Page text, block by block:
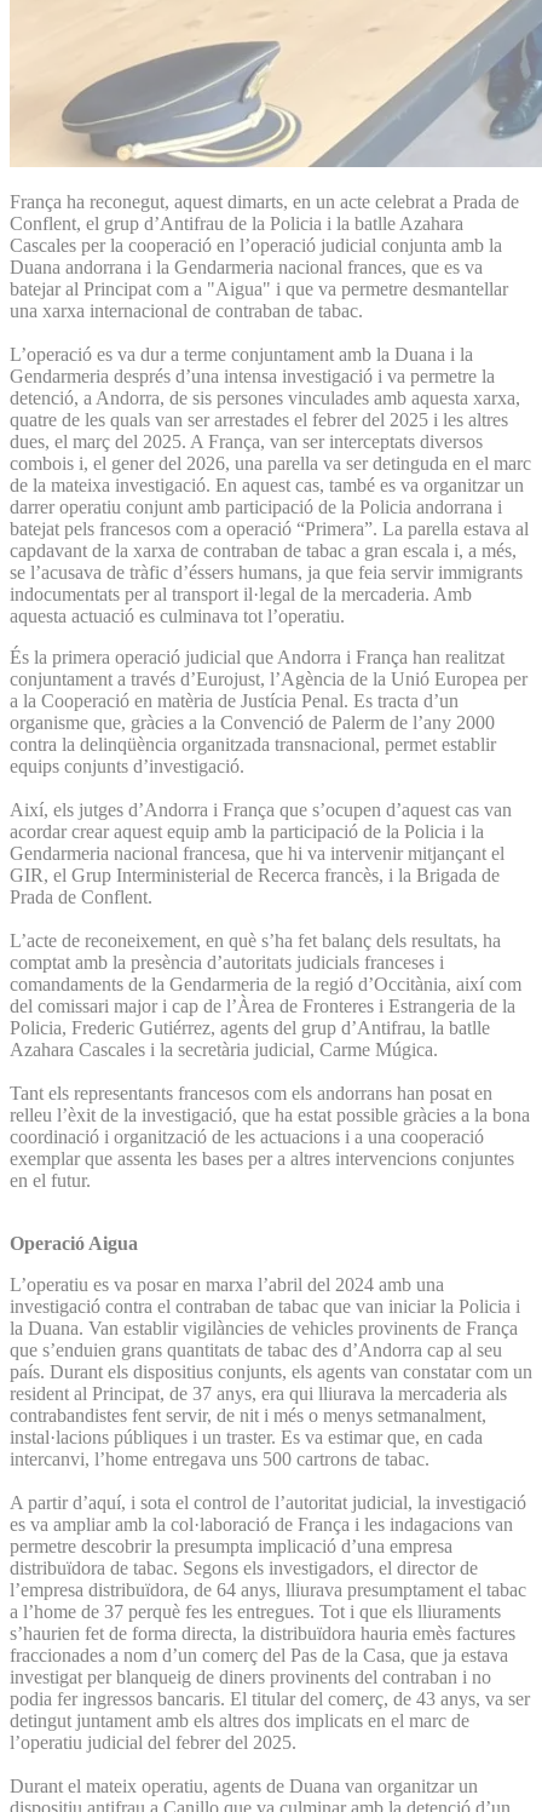
França ha reconegut, aquest dimarts, en un acte celebrat a Prada de
Conflent, el grup d’Antifrau de la Policia i la batlle Azahara
Cascales per la cooperació en l’operació judicial conjunta amb la
Duana andorrana i la Gendarmeria nacional frances, que es va
batejar al Principat com a "Aigua" i que va permetre desmantellar
una xarxa internacional de contraban de tabac.
L’operació es va dur a terme conjuntament amb la Duana i la
Gendarmeria després d’una intensa investigació i va permetre la
detenció, a Andorra, de sis persones vinculades amb aquesta xarxa,
quatre de les quals van ser arrestades el febrer del 2025 i les altres
dues, el març del 2025. A França, van ser interceptats diversos
combois i, el gener del 2026, una parella va ser detinguda en el marc
de la mateixa investigació. En aquest cas, també es va organitzar un
darrer operatiu conjunt amb participació de la Policia andorrana i
batejat pels francesos com a operació “Primera”. La parella estava al
capdavant de la xarxa de contraban de tabac a gran escala i, a més,
se l’acusava de tràfic d’éssers humans, ja que feia servir immigrants
indocumentats per al transport il·legal de la mercaderia. Amb
aquesta actuació es culminava tot l’operatiu.
És la primera operació judicial que Andorra i França han realitzat
conjuntament a través d’Eurojust, l’Agència de la Unió Europea per
a la Cooperació en matèria de Justícia Penal. Es tracta d’un
organisme que, gràcies a la Convenció de Palerm de l’any 2000
contra la delinqüència organitzada transnacional, permet establir
equips conjunts d’investigació.
Així, els jutges d’Andorra i França que s’ocupen d’aquest cas van
acordar crear aquest equip amb la participació de la Policia i la
Gendarmeria nacional francesa, que hi va intervenir mitjançant el
GIR, el Grup Interministerial de Recerca francès, i la Brigada de
Prada de Conflent.
L’acte de reconeixement, en què s’ha fet balanç dels resultats, ha
comptat amb la presència d’autoritats judicials franceses i
comandaments de la Gendarmeria de la regió d’Occitània, així com
del comissari major i cap de l’Àrea de Fronteres i Estrangeria de la
Policia, Frederic Gutiérrez, agents del grup d’Antifrau, la batlle
Azahara Cascales i la secretària judicial, Carme Múgica.
Tant els representants francesos com els andorrans han posat en
relleu l’èxit de la investigació, que ha estat possible gràcies a la bona
coordinació i organització de les actuacions i a una cooperació
exemplar que assenta les bases per a altres intervencions conjuntes
en el futur.
Operació Aigua
L’operatiu es va posar en marxa l’abril del 2024 amb una
investigació contra el contraban de tabac que van iniciar la Policia i
la Duana. Van establir vigilàncies de vehicles provinents de França
que s’enduien grans quantitats de tabac des d’Andorra cap al seu
país. Durant els dispositius conjunts, els agents van constatar com un
resident al Principat, de 37 anys, era qui lliurava la mercaderia als
contrabandistes fent servir, de nit i més o menys setmanalment,
instal·lacions públiques i un traster. Es va estimar que, en cada
intercanvi, l’home entregava uns 500 cartrons de tabac.
A partir d’aquí, i sota el control de l’autoritat judicial, la investigació
es va ampliar amb la col·laboració de França i les indagacions van
permetre descobrir la presumpta implicació d’una empresa
distribuïdora de tabac. Segons els investigadors, el director de
l’empresa distribuïdora, de 64 anys, lliurava presumptament el tabac
a l’home de 37 perquè fes les entregues. Tot i que els lliuraments
s’haurien fet de forma directa, la distribuïdora hauria emès factures
fraccionades a nom d’un comerç del Pas de la Casa, que ja estava
investigat per blanqueig de diners provinents del contraban i no
podia fer ingressos bancaris. El titular del comerç, de 43 anys, va ser
detingut juntament amb els altres dos implicats en el marc de
l’operatiu judicial del febrer del 2025.
Durant el mateix operatiu, agents de Duana van organitzar un
dispositiu antifrau a Canillo que va culminar amb la detenció d’un